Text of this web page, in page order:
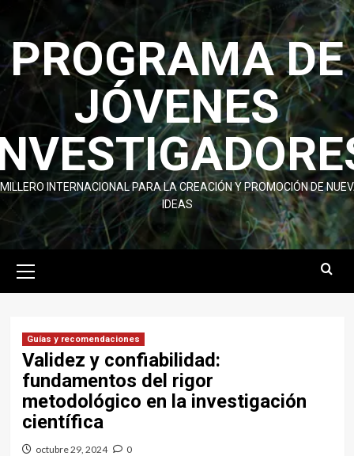
content
PROGRAMA DE
JÓVENES
INTERNACIONAL PARA LA CREACIÓN Y PROMOCIÓN DE
IDEAS
Menu
Guías y recomendaciones
Validez y confiabilidad:
fundamentos del rigor
metodológico en la investigación
científica
octubre 29, 2024 0